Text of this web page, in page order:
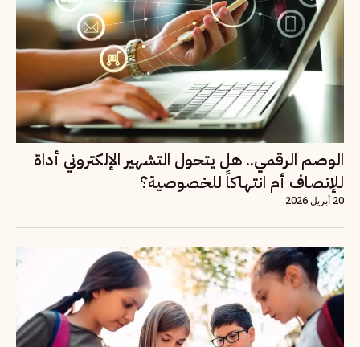
الوصم الرقمي.. هل يتحول التشهير الإلكتروني أداة
للإنصاف أم انتهاكاً للخصوصية؟
20 أبريل 2026